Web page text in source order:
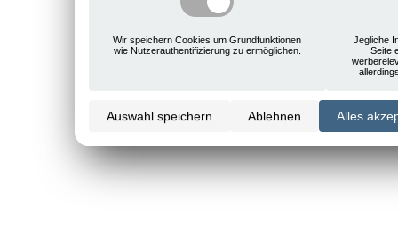
Wir speichern Cookies um Grundfunktionen
wie Nutzerauthentifizierung zu ermöglichen.
Jegliche
Seite
Auswahl speichern Ablehnen Alles